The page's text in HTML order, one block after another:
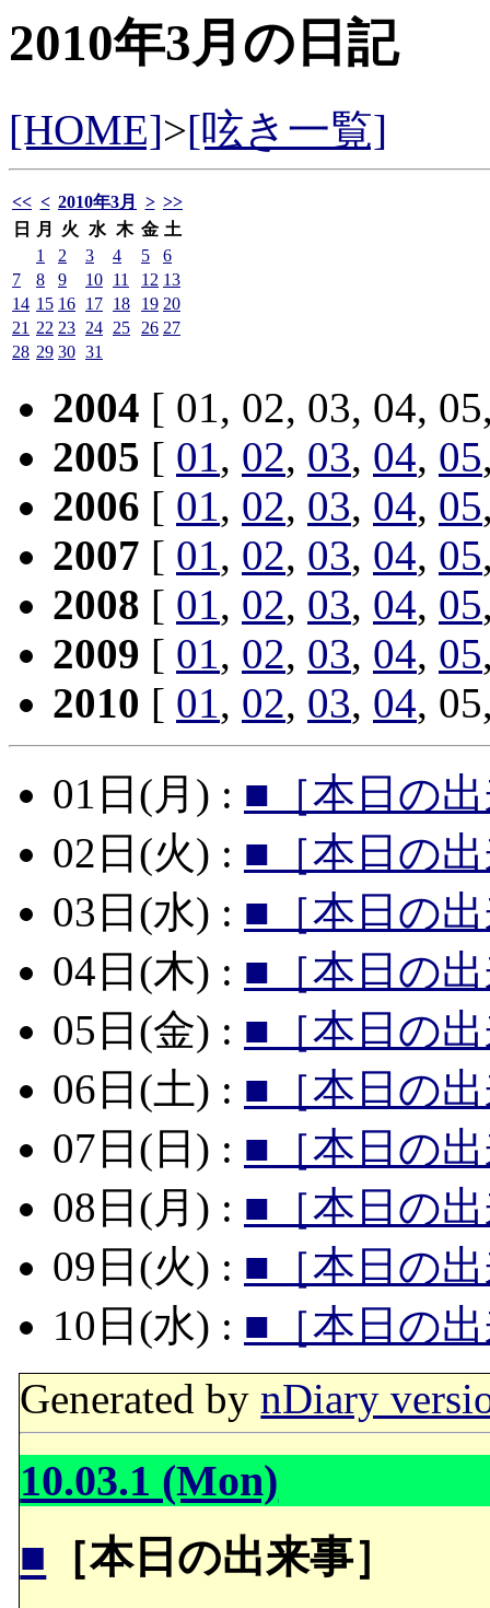
2010年3月の日記
[HOME]>[呟き一覧]
<< < 2010年3月 > >>
日
月 火 水 木 金 土
1
2 3 4 5
6
7
8 9 10 11 12 13
14 15 16 17 18 19 20
21 22 23 24 25 26 27
28 29 30 31
2004 [ 01, 02, 03, 04,
2005 [ 01, 02, 03, 04, 05
2006 [ 01, 02, 03, 04, 05
2007 [ 01, 02, 03, 04, 05
2008 [ 01, 02, 03, 04, 05
2009 [ 01, 02, 03, 04, 05
2010 [ 01, 02, 03, 04,
01日(月) : ■［本日の
02日(火) : ■［本日の
03日(水) : ■［本日の
04日(木) : ■［本日の
05日(金) : ■［本日の
06日(土) : ■［本日の
07日(日) : ■［本日の
08日(月) : ■［本日の
09日(火) : ■［本日の
10日(水) : ■［本日の
Generated bynDiary
10.03.1 (Mon)
■ ［本日の出来事］